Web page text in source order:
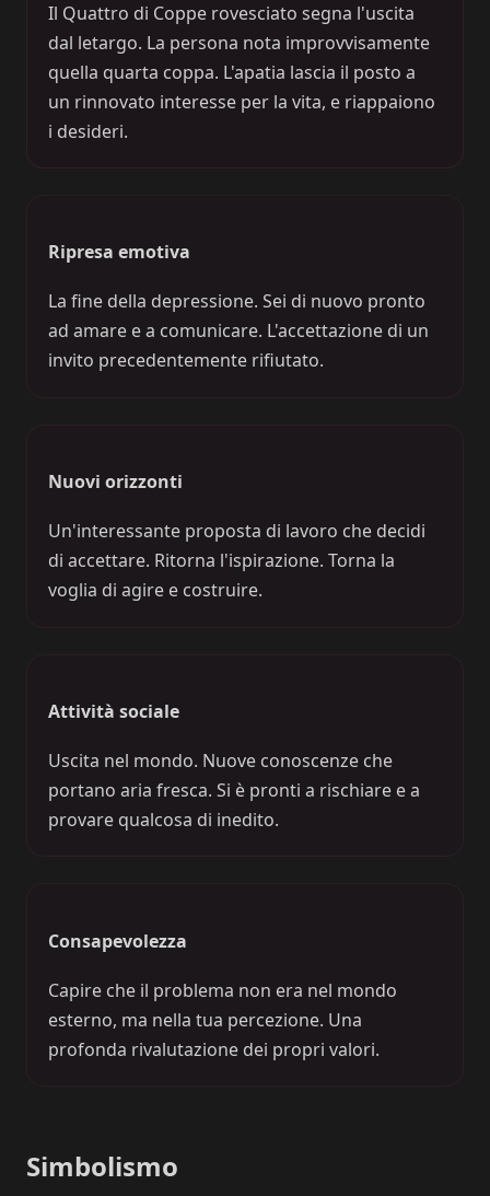
Il Quattro di Coppe rovesciato segna l'uscita
dal letargo. La persona nota improvvisamente
quella quarta coppa. L'apatia lascia il posto a
un rinnovato interesse per la vita, e riappaiono
i desideri.
Ripresa emotiva
La fine della depressione. Sei di nuovo pronto
ad amare e a comunicare. L'accettazione di un
invito precedentemente rifiutato.
Nuovi orizzonti
Un'interessante proposta di lavoro che decidi
di accettare. Ritorna l'ispirazione. Torna la
voglia di agire e costruire.
Attività sociale
Uscita nel mondo. Nuove conoscenze che
portano aria fresca. Si è pronti a rischiare e a
provare qualcosa di inedito.
Consapevolezza
Capire che il problema non era nel mondo
esterno, ma nella tua percezione. Una
profonda rivalutazione dei propri valori.
Simbolismo